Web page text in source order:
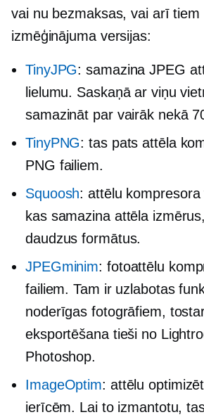
vai nu bezmaksas, vai arī tiem
izmēģinājuma versijas:
TinyJPG: samazina JPEG
lielumu. Saskaņā ar viņu
samazināt par vairāk nekā
TinyPNG: tas pats attēla
PNG failiem.
Squoosh: attēlu
kas samazina attēla
daudzus formātus.
JPEGminim: fotoattēlu
failiem. Tam ir uzlabotas
noderīgas fotogrāfiem,
eksportēšana tieši no
Photoshop.
ImageOptim: attēlu
ierīcēm. Lai to izmantotu,